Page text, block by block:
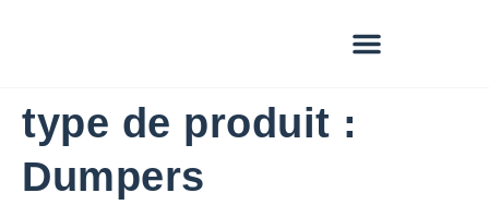
type de produit :
Dumpers